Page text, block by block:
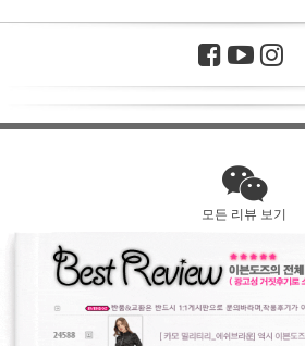
모든 리뷰 보기